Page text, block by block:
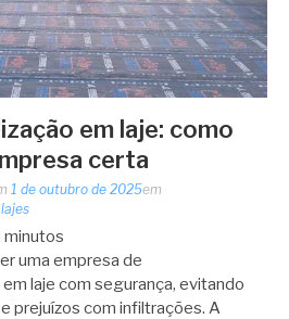
em laje: como
certa
1 de outubro de 2025em
minutos
uma empresa de
laje com segurança, evitando
prejuízos com infiltrações. A